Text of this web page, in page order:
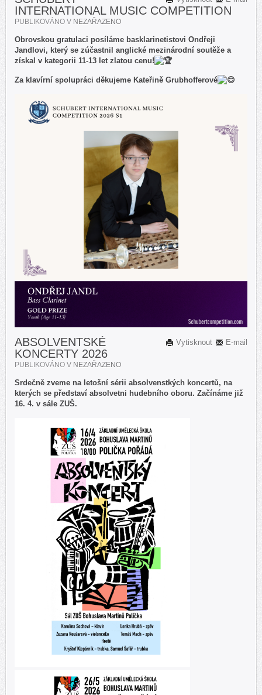
INTERNATIONAL MUSIC COMPETITION
PUBLIKOVÁNO V NEZAŘAZENO
Obrovskou gratulaci posíláme basklarinetistovi Ondřeji
Jandlovi, který se zúčastnil anglické mezinárodní soutěže a
získal v kategorii 11-13 let zlatou cenu!
Za klavírní spolupráci děkujeme Kateřině Grubhofferové
E-mail
Vytisknout
ABSOLVENTSKÉ
KONCERTY 2026
PUBLIKOVÁNO V NEZAŘAZENO
Srdečně zveme na letošní sérii absolvenstkých koncertů, na
kterých se představí absolvetni hudebního oboru. Začínáme již
16. 4. v sále ZUŠ.